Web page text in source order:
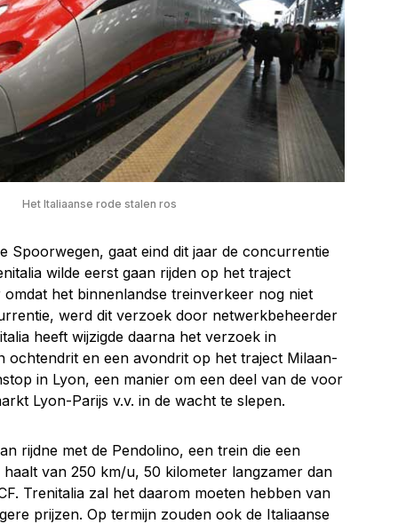
Het Italiaanse rode stalen ros
Spoorwegen, gaat eind dit jaar de concurrentie
wilde eerst gaan rijden op het traject
omdat het binnenlandse treinverkeer nog niet
werd dit verzoek door netwerkbeheerder
heeft wijzigde daarna het verzoek in
ochtendrit en een avondrit op het traject Milaan-
in Lyon, een manier om een deel van de voor
Lyon-Parijs v.v. in de wacht te slepen.
rijdne met de Pendolino, een trein die een
van 250 km/u, 50 kilometer langzamer dan
Trenitalia zal het daarom moeten hebben van
prijzen. Op termijn zouden ook de Italiaanse